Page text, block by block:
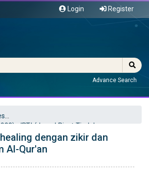
Login Register
Advance Search
JRTI (Jurnal Riset Tindakan
dengan zikir dan
Al-Qur'an